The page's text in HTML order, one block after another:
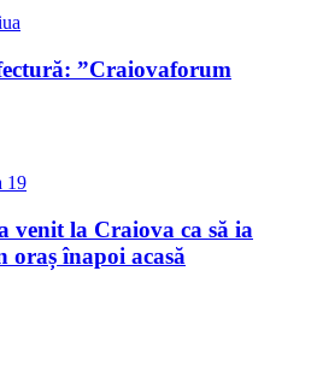
”Craiovaforum
19
venit la Craiova ca să ia
oraș înapoi acasă